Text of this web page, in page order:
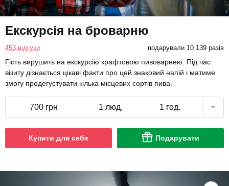
Екскурсія на броварню
453 відгуки подарували 10 139 разів
Гість вирушить на екскурсію крафтовою пивоварнею. Під час
візиту дізнається цікаві факти про цей знаковий напій і матиме
змогу продегустувати кілька місцевих сортів пива.
700 грн 1 люд. 1 год.
Купити для себе Подарувати